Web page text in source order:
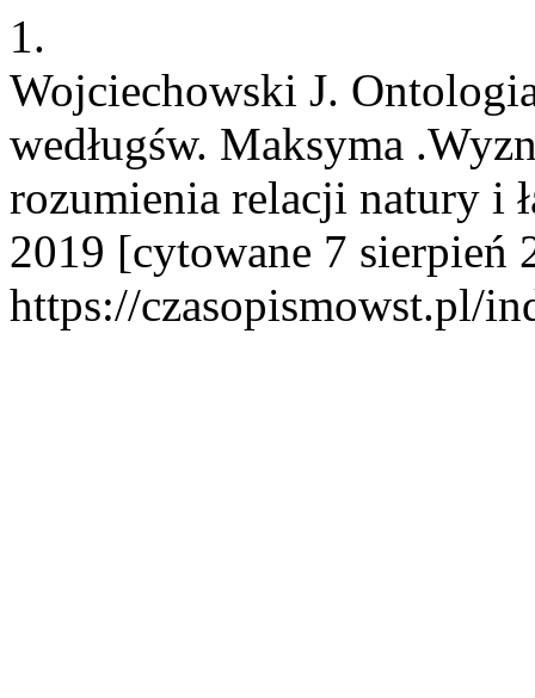
1.
Wojciechowski J.
wedługśw. Maksyma
rozumienia relacji natury i
2019 [cytowane 7 sierpień
https://czasopismowst.pl/